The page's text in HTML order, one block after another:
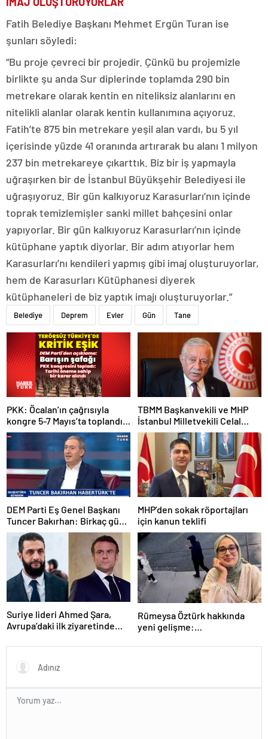
Fatih Belediye Başkanı Mehmet Ergün Turan ise
şunları söyledi:
“Bu proje çevreci bir projedir. Çünkü bu projemizle
birlikte şu anda Sur diplerinde toplamda 290 bin
metrekare olarak kentin en niteliksiz alanlarını en
nitelikli alanlar olarak kentin kullanımına açıyoruz.
Fatih’te 875 bin metrekare yeşil alan vardı, bu 5 yıl
içerisinde yüzde 41 oranında artırarak bu alanı 1 milyon
237 bin metrekareye çıkarttık. Biz bir iş yapmayla
uğraşırken bir de İstanbul Büyükşehir Belediyesi ile
uğraşıyoruz. Bir gün kalkıyoruz Karasurları’nın içinde
toprak temizlemişler sanki millet bahçesini onlar
yapıyorlar. Bir gün kalkıyoruz Karasurları’nın içinde
kütüphane yaptık diyorlar. Bir adım atıyorlar hem
Karasurları’nı kendileri yapmış gibi imaj oluşturuyorlar,
hem de Karasurları Kütüphanesi diyerek
kütüphaneleri de biz yaptık imajı oluşturuyorlar.”
Belediye Deprem Evler Gün Tane
PKK: Öcalan’ın çağrısıyla
kongre 5-7 Mayıs’ta toplandı!
Tarihi bir karar alındı!
TBMM Başkanvekili ve MHP
İstanbul Milletvekili Celal
Adan: Kan ve kin devri
kapanmıştır
DEM Parti Eş Genel Başkanı
Tuncer Bakırhan: Birkaç gün
içerisinde kongre kararları
açıklanacak
MHP’den sokak röportajları
için kanun teklifi
Suriye lideri Ahmed Şara,
Avrupa’daki ilk ziyaretinde
Rümeysa Öztürk hakkında
yeni gelişme:
geciktirilmemesini istedi